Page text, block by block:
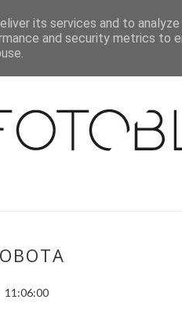
MNIE WSPÓŁPRACA
11:06:00
its services and to
and security metrics to